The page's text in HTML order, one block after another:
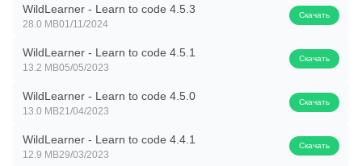
WildLearner - Learn to code 4.5.3
28.0 MB01/11/2024
Скачать
WildLearner - Learn to code 4.5.1
13.2 MB05/05/2023
Скачать
WildLearner - Learn to code 4.5.0
13.0 MB21/04/2023
Скачать
WildLearner - Learn to code 4.4.1
12.9 MB29/03/2023
Скачать